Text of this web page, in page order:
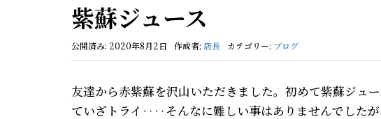
紫蘇ジュース
公開済み: 2020年8月2日 作成者: 店長 カテゴリー: ブログ
友達から赤紫蘇を沢山いただきました。初めて紫蘇ジュ
ていざトライ‥‥そんなに難しい事はありませんでした